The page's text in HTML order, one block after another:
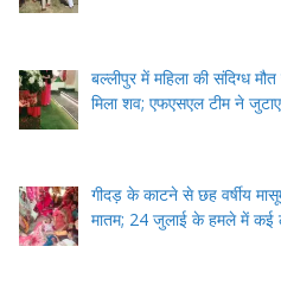
बल्लीपुर में महिला की संदिग्ध
मिला शव; एफएसएल टीम ने जुटाए
गीदड़ के काटने से छह वर्षीय
मातम; 24 जुलाई के हमले में कई